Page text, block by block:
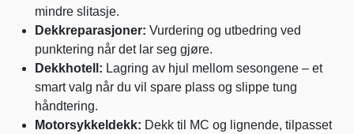
mindre slitasje.
Dekkreparasjoner: Vurdering og utbedring ved
punktering når det lar seg gjøre.
Dekkhotell: Lagring av hjul mellom sesongene – et
smart valg når du vil spare plass og slippe tung
håndtering.
Motorsykkeldekk: Dekk til MC og lignende, tilpasset